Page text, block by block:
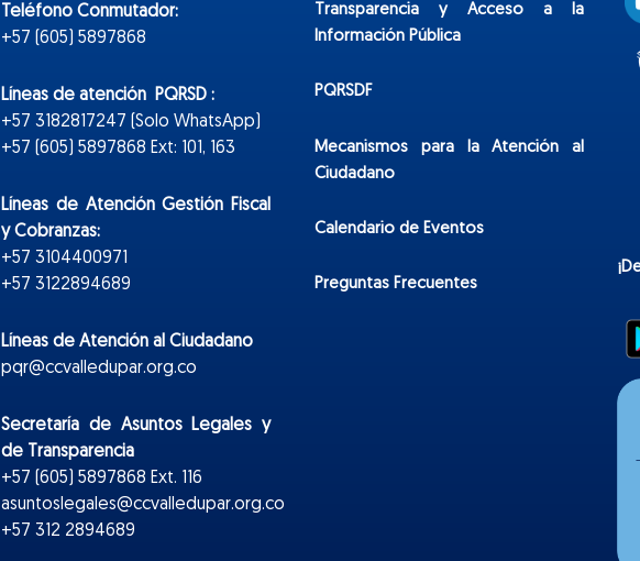
Teléfono Conmutador:
+57 (605) 5897868
Líneas de atención PQRSD :
+57 3182817247 (Solo WhatsApp)
+57 (605) 5897868 Ext: 101, 163
Líneas de Atención Gestión Fiscal
y Cobranzas:
+57 3104400971
+57 3122894689
Líneas de Atención al Ciudadano
pqr@ccvalledupar.org.co
Secretaría de Asuntos Legales y
de Transparencia
+57 (605) 5897868 Ext. 116
asuntoslegales@ccvalledupar.org.co
+57 312 2894689
Transparencia y Acceso a la
Información Pública
PQRSDF
Mecanismos para la Atención al
Ciudadano
Calendario de Eventos
Preguntas Frecuentes